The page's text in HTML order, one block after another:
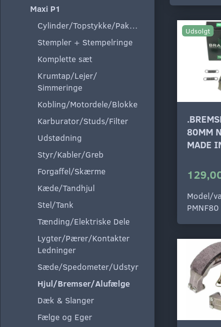
Maxi P1
Cylinder/Topstykke/Pakning
Stempler + Stempelringe
Komplette sæt
Krumtap/Lejer/
Simmeringe
Kobling/Motordele/Blokke
Karburator/Studs/Filter
Udstødning
Styr/Kabler/Greb
Forgaffel/Skærme
Kæde/Tandhjul
Stel/Tank
Tænding/Elektriske Dele
Lygter/Pærer/Kontakter
Ledninger
Sæde/Spedometer/Udstyr
Hjul/Bremser/Alufælge
Dæk & Slanger
Fælge og Eger
Udsolgt
80MM
MADE
Model/
PMNF80